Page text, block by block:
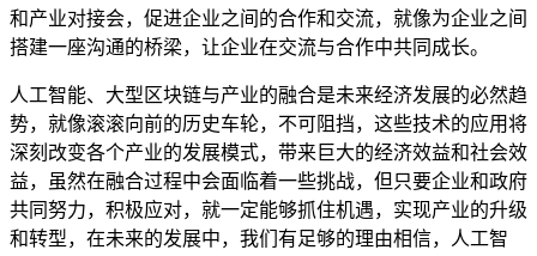
和产业对接会，促进企业之间的合作和交流，就像为企业之间
搭建一座沟通的桥梁，让企业在交流与合作中共同成长。
人工智能、大型区块链与产业的融合是未来经济发展的必然趋
势，就像滚滚向前的历史车轮，不可阻挡，这些技术的应用将
深刻改变各个产业的发展模式，带来巨大的经济效益和社会效
益，虽然在融合过程中会面临着一些挑战，但只要企业和政府
共同努力，积极应对，就一定能够抓住机遇，实现产业的升级
和转型，在未来的发展中，我们有足够的理由相信，人工智